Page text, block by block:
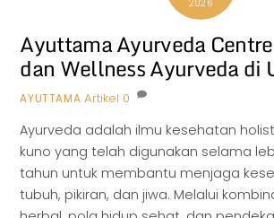
2026
Ayuttama Ayurveda
dan Wellness Ayurveda di
AYUTTAMA Artikel 0
Ayurveda adalah ilmu kesehatan
kuno yang telah digunakan selama
tahun untuk membantu menjaga
tubuh, pikiran, dan jiwa. Melalui